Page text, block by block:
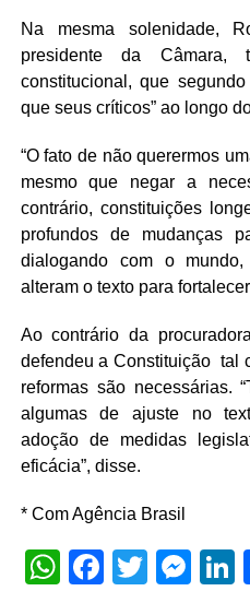
Na mesma solenidade,
presidente da Câmara,
constitucional, que
que seus críticos” ao longo
“O fato de não querermos
mesmo que negar a
contrário, constituições
profundos de mudanças
dialogando com o mundo,
alteram o texto para
Ao contrário da
defendeu a Constituição tal
reformas são necessárias.
algumas de ajuste no
adoção de medidas
eficácia”, disse.
* Com Agência Brasil
WhatsApp
Twitter